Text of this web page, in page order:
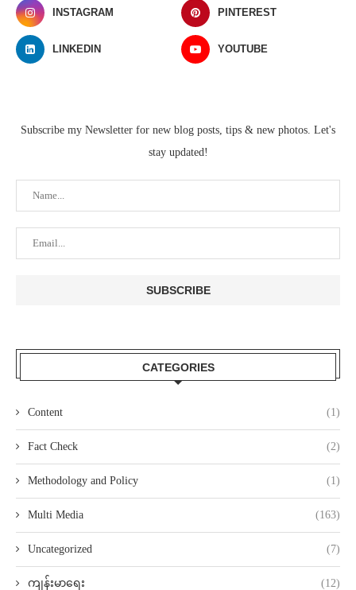
INSTAGRAM PINTEREST
LINKEDIN YOUTUBE
Subscribe my Newsletter for new blog posts, tips & new photos. Let's
stay updated!
CATEGORIES
Content (1)
Fact Check (2)
Methodology and Policy (1)
Multi Media (163)
Uncategorized (7)
ကျန်းမာရေး (12)